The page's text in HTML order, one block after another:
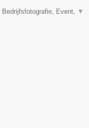
Event, ▼